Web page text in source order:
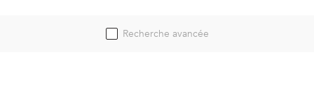
Recherche avancée